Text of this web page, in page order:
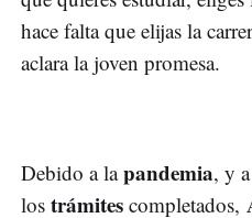
hace falta que elijas la
aclara la joven promesa.
Debido a lapandemia, y
los trámites completados,